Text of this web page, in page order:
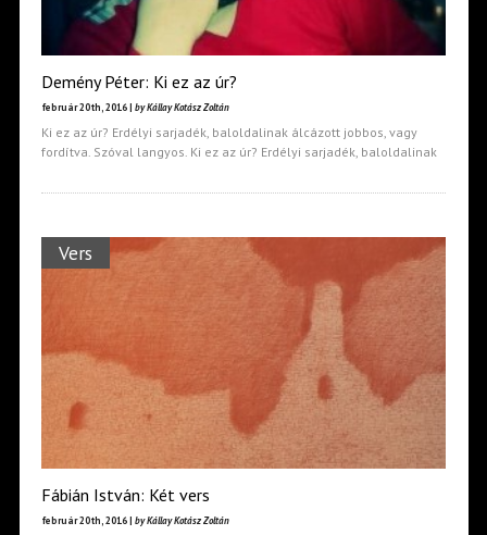
Demény Péter: Ki ez az úr?
február 20th, 2016 | by Kállay Kotász Zoltán
Ki ez az úr? Erdélyi sarjadék, baloldalinak álcázott jobbos, vagy
fordítva. Szóval langyos. Ki ez az úr? Erdélyi sarjadék, baloldalinak
Vers
Fábián István: Két vers
február 20th, 2016 | by Kállay Kotász Zoltán